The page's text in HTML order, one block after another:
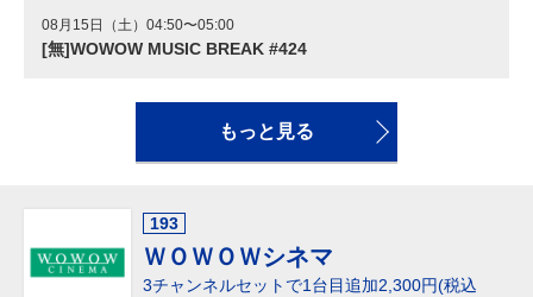
08月15日（土）04:50〜05:00
[無]WOWOW MUSIC BREAK #424
もっと見る
193
ＷＯＷＯＷシネマ
3チャンネルセットで1台目追加2,300円(税込